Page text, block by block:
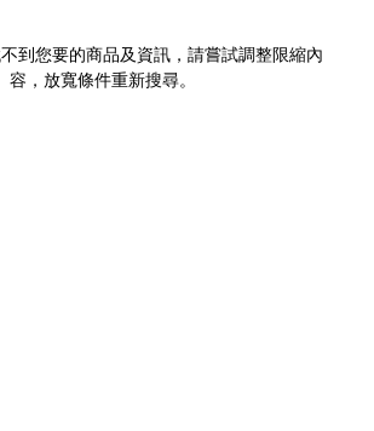
到您要的商品及資訊，請嘗試調整限縮內
容，放寬條件重新搜尋。